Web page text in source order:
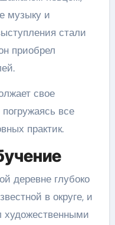
музыку и
стали
приобрел
свое
все
практик.
деревне глубоко
в округе, и